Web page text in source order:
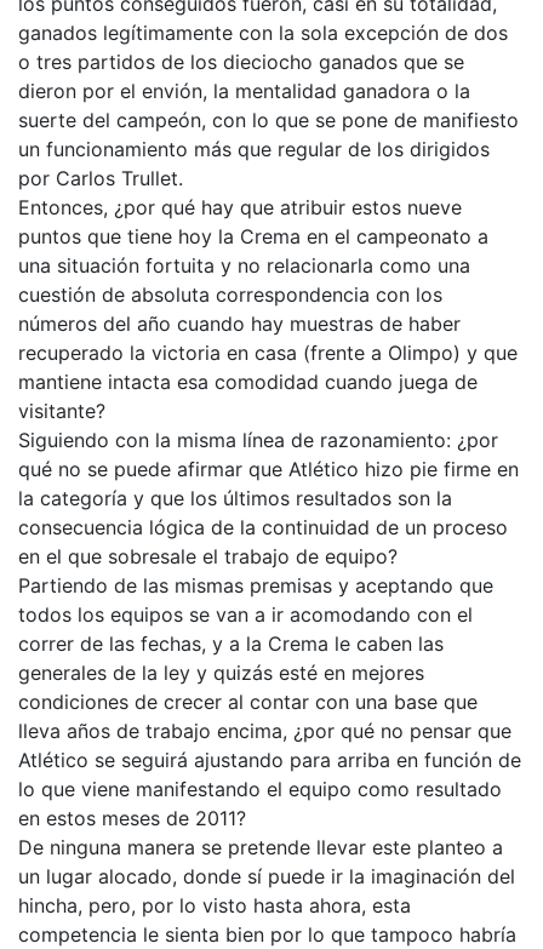
ganados legítimamente con la sola excepción de dos
o tres partidos de los dieciocho ganados que se
dieron por el envión, la mentalidad ganadora o la
suerte del campeón, con lo que se pone de manifiesto
un funcionamiento más que regular de los dirigidos
por Carlos Trullet.
Entonces, ¿por qué hay que atribuir estos nueve
puntos que tiene hoy la Crema en el campeonato a
una situación fortuita y no relacionarla como una
cuestión de absoluta correspondencia con los
números del año cuando hay muestras de haber
recuperado la victoria en casa (frente a Olimpo) y que
mantiene intacta esa comodidad cuando juega de
visitante?
Siguiendo con la misma línea de razonamiento: ¿por
qué no se puede afirmar que Atlético hizo pie firme en
la categoría y que los últimos resultados son la
consecuencia lógica de la continuidad de un proceso
en el que sobresale el trabajo de equipo?
Partiendo de las mismas premisas y aceptando que
todos los equipos se van a ir acomodando con el
correr de las fechas, y a la Crema le caben las
generales de la ley y quizás esté en mejores
condiciones de crecer al contar con una base que
lleva años de trabajo encima, ¿por qué no pensar que
Atlético se seguirá ajustando para arriba en función de
lo que viene manifestando el equipo como resultado
en estos meses de 2011?
De ninguna manera se pretende llevar este planteo a
un lugar alocado, donde sí puede ir la imaginación del
hincha, pero, por lo visto hasta ahora, esta
competencia le sienta bien por lo que tampoco habría